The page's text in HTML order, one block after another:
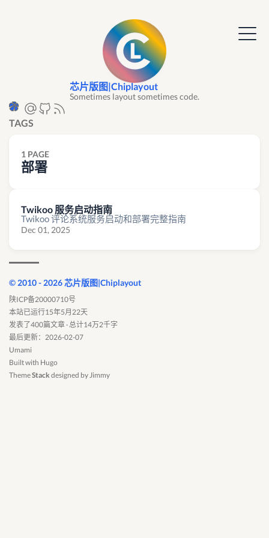
芯片版图|Chiplayout
Sometimes layout sometimes code.
TAGS
1 PAGE
部署
Twikoo 服务启动指南
Twikoo 评论系统服务启动和部署完整指南
Dec 01, 2025
© 2010 - 2026 芯片版图|Chiplayout
陕ICP备20000710号
本站已运行15年5月22天
发表了400篇文章 · 总计14万2千字
最后更新：2026-02-07
Umami
Built with Hugo
ThemeStack designed byJimmy